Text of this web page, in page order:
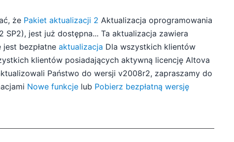
że Pakiet aktualizacji 2 Aktualizacja oprogramowania
jest już dostępna... Ta aktualizacja zawiera
jest bezpłatneaktualizacja Dla wszystkich klientów
klientów posiadających aktywną licencję Altova
Państwo do wersji v2008r2, zapraszamy do
Nowe funkcje lub Pobierz bezpłatną wersję